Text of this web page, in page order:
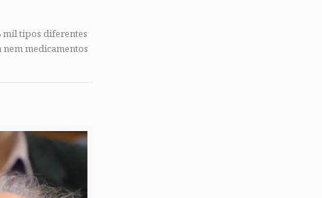
mil tipos diferentes
medicamentos